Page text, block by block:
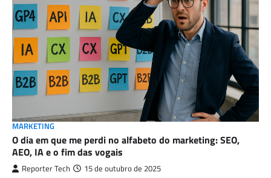
MARKETING
O dia em que me perdi no alfabeto do marketing: SEO,
AEO, IA e o fim das vogais
Reporter Tech 15 de outubro de 2025